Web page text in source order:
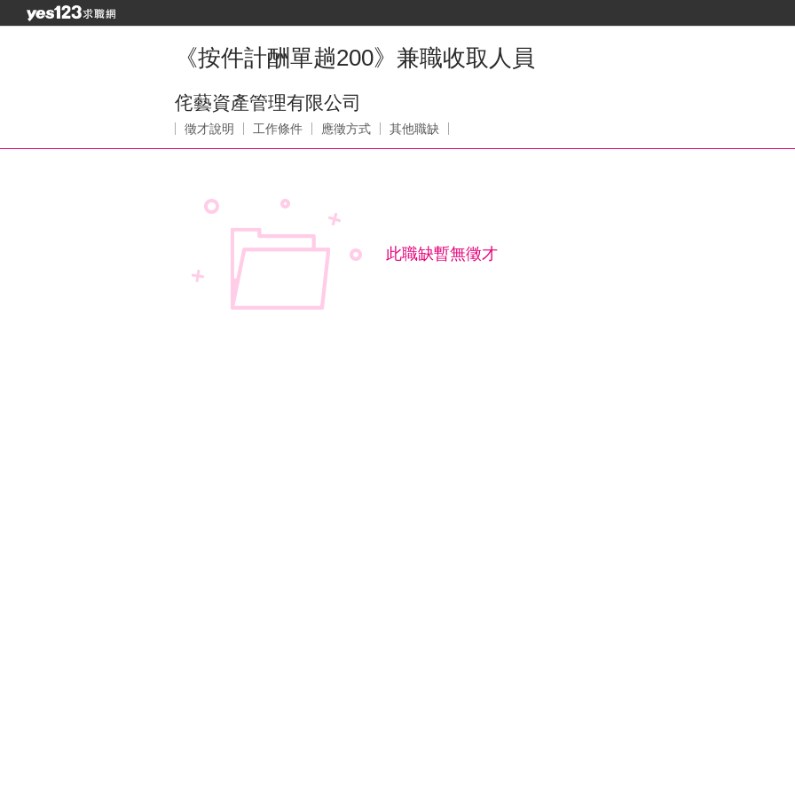
《按件計酬單趟200》兼職收取人員
侘藝資產管理有限公司
徵才說明 工作條件 應徵方式 其他職缺
此職缺暫無徵才